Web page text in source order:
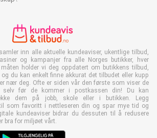
inn alle aktuelle kundeaviser, ukentlige tilbud,
og kampanjer fra alle Norges butikker, hver
holder vi deg oppdatert om butikkens tilbud,
du kan enkelt finne akkurat det tilbudet eller kupp
nær deg. Ofte er siden vår den første som viser de
selv før de kommer i postkassen din! Du kan
dem på jobb, skole eller i butikken. Legg
som favoritt i nettleseren din og spar mye tid og
kundeaviser bidrar du dessuten til å redusere
bra for miljøet vårt.